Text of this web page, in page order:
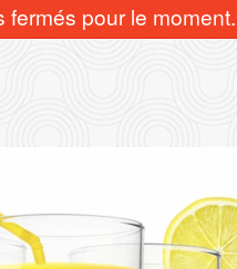
fermés pour le